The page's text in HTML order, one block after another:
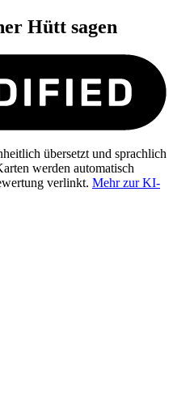
Hütt sagen
übersetzt und sprachlich
werden automatisch
verlinkt. Mehr zur KI-